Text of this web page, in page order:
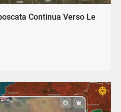
Continua Verso Le